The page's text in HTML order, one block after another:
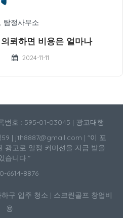
, 탐정사무소
뢰하면 비용은 얼마나
2024-11-11
번호 : 595-01-03045 | 광고대행
| jth8887@gmail.com | "이 포
광고로 일정 커미션을 지급 받을
습니다."
6614-8876
하구 입주 청소 | 스크린골프 창업비
용